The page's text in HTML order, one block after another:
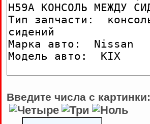
Введите числа с картинки: